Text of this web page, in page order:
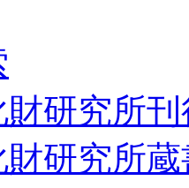
財研究所
研究所